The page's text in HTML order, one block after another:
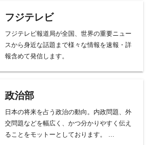
フジテレビ
フジテレビ報道局が全国、世界の重要ニュー
スから身近な話題まで様々な情報を速報・詳
報含めて発信します。
政治部
日本の将来を占う政治の動向。内政問題、外
交問題などを幅広く、かつ分かりやすく伝え
ることをモットーとしております。